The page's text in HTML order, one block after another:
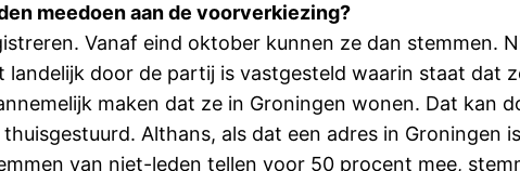
meedoen aan de voorverkiezing?
Vanaf eind oktober kunnen ze dan stemmen.
door de partij is vastgesteld waarin staat dat
maken dat ze in Groningen wonen. Dat kan
Althans, als dat een adres in Groningen
van niet-leden tellen voor 50 procent mee,